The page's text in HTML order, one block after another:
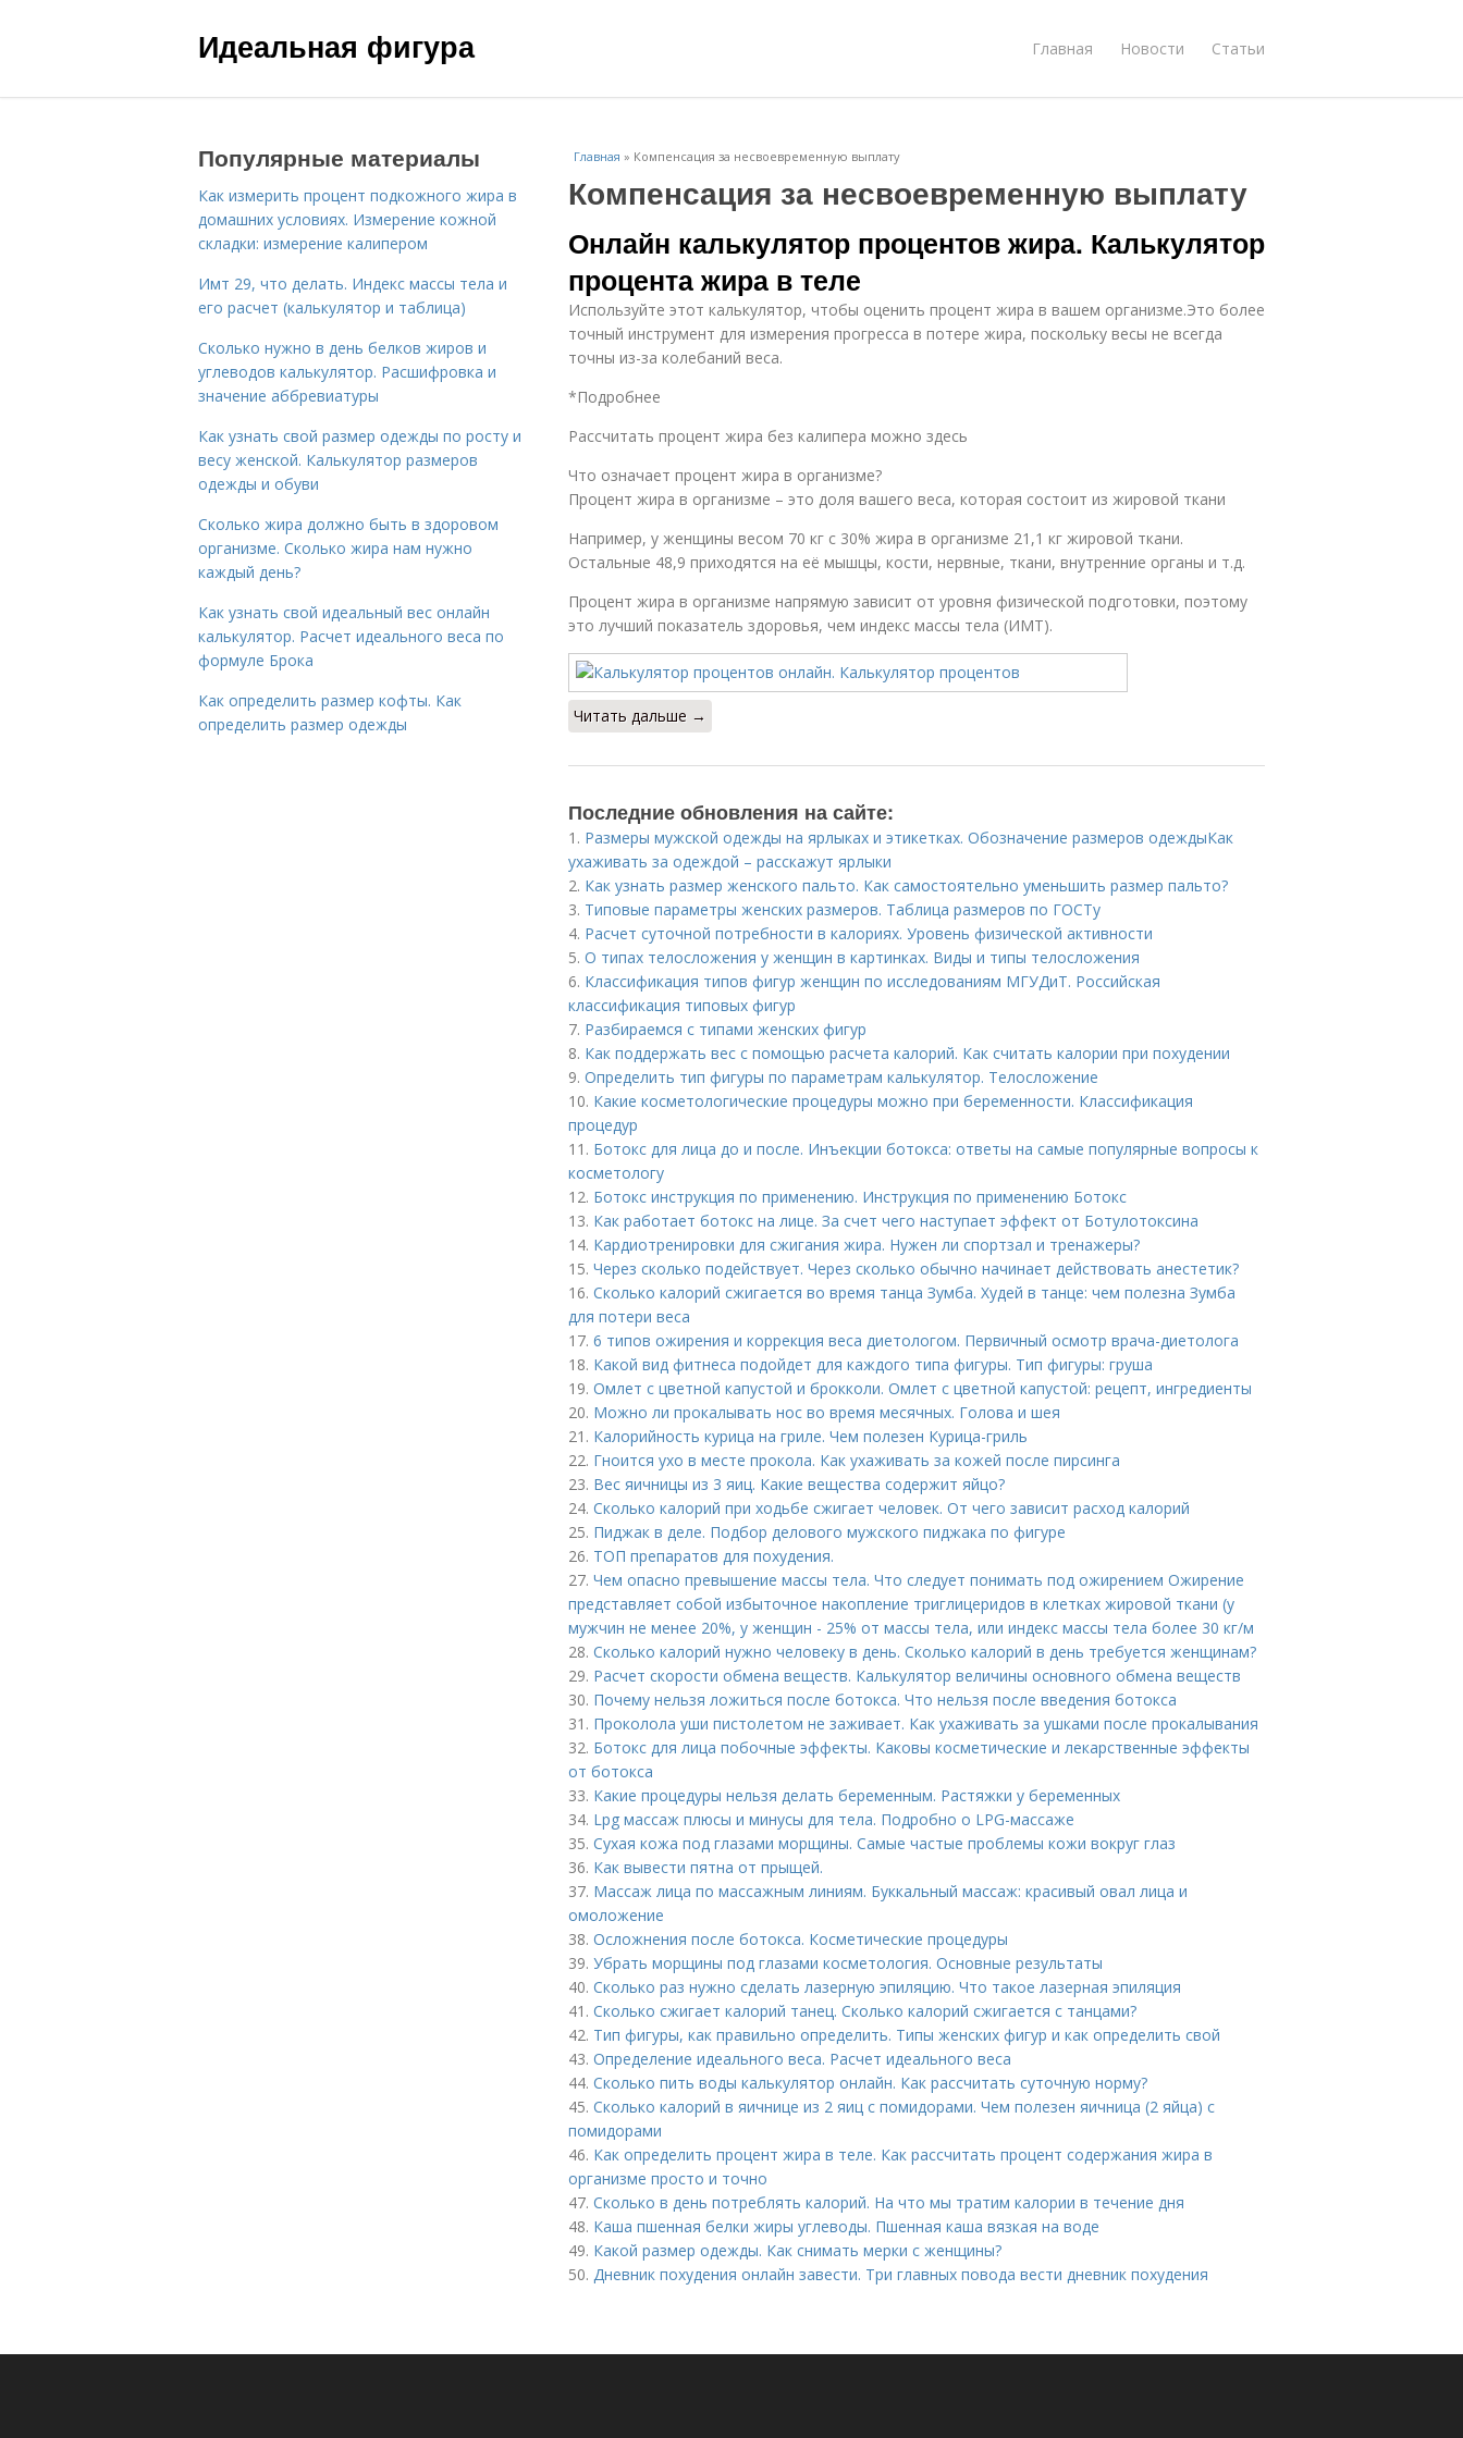
Идеальная фигура Главная Новости Статьи
Главная » Компенсация за несвоевременную выплату
Компенсация за несвоевременную выплату
Онлайн калькулятор процентов жира. Калькулятор
процента жира в теле
Используйте этот калькулятор, чтобы оценить процент жира в вашем организме.Это более
точный инструмент для измерения прогресса в потере жира, поскольку весы не всегда
точны из-за колебаний веса.
*Подробнее
Рассчитать процент жира без калипера можно здесь
Что означает процент жира в организме?
Процент жира в организме – это доля вашего веса, которая состоит из жировой ткани
Например, у женщины весом 70 кг с 30% жира в организме 21,1 кг жировой ткани.
Остальные 48,9 приходятся на её мышцы, кости, нервные, ткани, внутренние органы и т.д.
Процент жира в организме напрямую зависит от уровня физической подготовки, поэтому
это лучший показатель здоровья, чем индекс массы тела (ИМТ).
Читать дальше →
Последние обновления на сайте:
1. Размеры мужской одежды на ярлыках и этикетках. Обозначение размеров одеждыКак
ухаживать за одеждой – расскажут ярлыки
2. Как узнать размер женского пальто. Как самостоятельно уменьшить размер пальто?
3. Типовые параметры женских размеров. Таблица размеров по ГОСТу
4. Расчет суточной потребности в калориях. Уровень физической активности
5. О типах телосложения у женщин в картинках. Виды и типы телосложения
6. Классификация типов фигур женщин по исследованиям МГУДиТ. Российская
классификация типовых фигур
7. Разбираемся с типами женских фигур
8. Как поддержать вес с помощью расчета калорий. Как считать калории при похудении
9. Определить тип фигуры по параметрам калькулятор. Телосложение
10. Какие косметологические процедуры можно при беременности. Классификация
процедур
11. Ботокс для лица до и после. Инъекции ботокса: ответы на самые популярные вопросы к
косметологу
12. Ботокс инструкция по применению. Инструкция по применению Ботокс
13. Как работает ботокс на лице. За счет чего наступает эффект от Ботулотоксина
14. Кардиотренировки для сжигания жира. Нужен ли спортзал и тренажеры?
15. Через сколько подействует. Через сколько обычно начинает действовать анестетик?
16. Сколько калорий сжигается во время танца Зумба. Худей в танце: чем полезна Зумба
для потери веса
17. 6 типов ожирения и коррекция веса диетологом. Первичный осмотр врача-диетолога
18. Какой вид фитнеса подойдет для каждого типа фигуры. Тип фигуры: груша
19. Омлет с цветной капустой и брокколи. Омлет с цветной капустой: рецепт, ингредиенты
20. Можно ли прокалывать нос во время месячных. Голова и шея
21. Калорийность курица на гриле. Чем полезен Курица-гриль
22. Гноится ухо в месте прокола. Как ухаживать за кожей после пирсинга
23. Вес яичницы из 3 яиц. Какие вещества содержит яйцо?
24. Сколько калорий при ходьбе сжигает человек. От чего зависит расход калорий
25. Пиджак в деле. Подбор делового мужского пиджака по фигуре
26. ТОП препаратов для похудения.
27. Чем опасно превышение массы тела. Что следует понимать под ожирением Ожирение
представляет собой избыточное накопление триглицеридов в клетках жировой ткани (у
мужчин не менее 20%, у женщин - 25% от массы тела, или индекс массы тела более 30 кг/м
28. Сколько калорий нужно человеку в день. Сколько калорий в день требуется женщинам?
29. Расчет скорости обмена веществ. Калькулятор величины основного обмена веществ
30. Почему нельзя ложиться после ботокса. Что нельзя после введения ботокса
31. Проколола уши пистолетом не заживает. Как ухаживать за ушками после прокалывания
32. Ботокс для лица побочные эффекты. Каковы косметические и лекарственные эффекты
от ботокса
33. Какие процедуры нельзя делать беременным. Растяжки у беременных
34. Lpg массаж плюсы и минусы для тела. Подробно о LPG-массаже
35. Сухая кожа под глазами морщины. Самые частые проблемы кожи вокруг глаз
36. Как вывести пятна от прыщей.
37. Массаж лица по массажным линиям. Буккальный массаж: красивый овал лица и
омоложение
38. Осложнения после ботокса. Косметические процедуры
39. Убрать морщины под глазами косметология. Основные результаты
40. Сколько раз нужно сделать лазерную эпиляцию. Что такое лазерная эпиляция
41. Сколько сжигает калорий танец. Сколько калорий сжигается с танцами?
42. Тип фигуры, как правильно определить. Типы женских фигур и как определить свой
43. Определение идеального веса. Расчет идеального веса
44. Сколько пить воды калькулятор онлайн. Как рассчитать суточную норму?
45. Сколько калорий в яичнице из 2 яиц с помидорами. Чем полезен яичница (2 яйца) с
помидорами
46. Как определить процент жира в теле. Как рассчитать процент содержания жира в
организме просто и точно
47. Сколько в день потреблять калорий. На что мы тратим калории в течение дня
48. Каша пшенная белки жиры углеводы. Пшенная каша вязкая на воде
49. Какой размер одежды. Как снимать мерки с женщины?
50. Дневник похудения онлайн завести. Три главных повода вести дневник похудения
Популярные материалы
Как измерить процент подкожного жира в
домашних условиях. Измерение кожной
складки: измерение калипером
Имт 29, что делать. Индекс массы тела и
его расчет (калькулятор и таблица)
Сколько нужно в день белков жиров и
углеводов калькулятор. Расшифровка и
значение аббревиатуры
Как узнать свой размер одежды по росту и
весу женской. Калькулятор размеров
одежды и обуви
Сколько жира должно быть в здоровом
организме. Сколько жира нам нужно
каждый день?
Как узнать свой идеальный вес онлайн
калькулятор. Расчет идеального веса по
формуле Брока
Как определить размер кофты. Как
определить размер одежды